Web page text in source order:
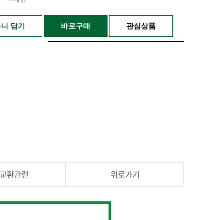
담기 바로구매 관심상품